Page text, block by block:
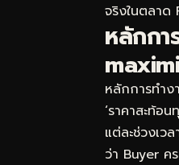
จริงในตลา
หลักก
หลักการทำ
‘ราคาสะท้
แต่ละช่วงเว
ว่า Buyer ค